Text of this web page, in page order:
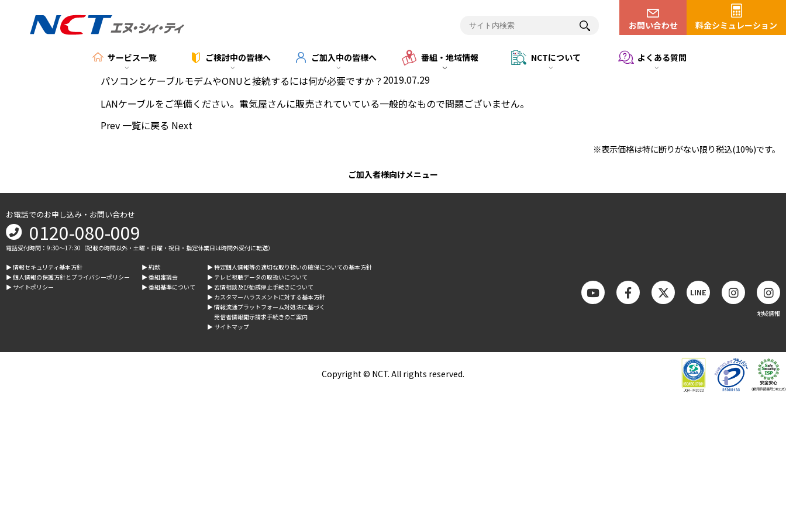
お問い合わせ 料金シミュレーション
サービス一覧 ご検討中の皆様へ ご加入中の皆様へ 番組・地域情報 NCTについて よくある質問
パソコンとケーブルモデムやONUと接続するには何が必要ですか？ 2019.07.29
LANケーブルをご準備ください。電気屋さんに販売されていている一般的なもので問題ございません。
Prev 一覧に戻る Next
※表示価格は特に断りがない限り税込(10%)です。
ご加入者様向けメニュー
お電話でのお申し込み・お問い合わせ
0120-080-009
電話受付時間：9:30～17:30（記載の時間以外・土曜・日曜・祝日・指定休業日は時間外受付に転送）
▶︎ 情報セキュリティ基本方針
▶︎ 個人情報の保護方針とプライバシーポリシー
▶︎ サイトポリシー
▶︎ 約款
▶︎ 番組審議会
▶︎ 番組基準について
▶︎ 特定個人情報等の適切な取り扱いの確保についての基本方針
▶︎ テレビ視聴データの取扱いについて
▶︎ 苦情相談及び勧誘停止手続きについて
▶︎ カスタマーハラスメントに対する基本方針
▶︎ 情報流通プラットフォーム対処法に基づく
発信者情報開示請求手続きのご案内
▶︎ サイトマップ
LINE
地域情報
Copyright © NCT. All rights reserved.